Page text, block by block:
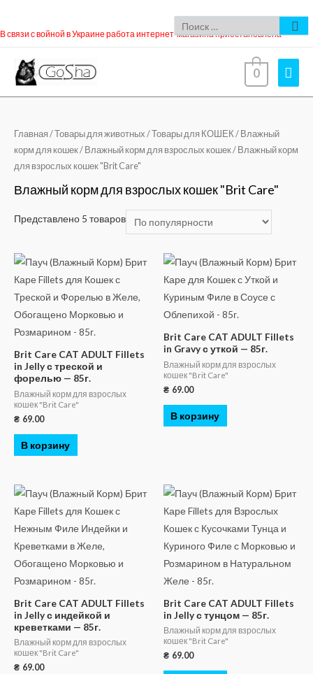
В связи с войной в Украине работа интернет-магазина приостановлена
0
Главная /Товары для животных /Товары для КОШЕК / Влажный
корм для кошек/ Влажный корм для взрослых кошек/ Влажный корм
для взрослых кошек "Brit Care"
Влажный корм для взрослых кошек "Brit Care"
Представлено 5 товаров
Brit Care CAT ADULT Fillets
in Jelly с треской и
форелью — 85г.
Влажный корм для взрослых
кошек "Brit Care"
₴ 69.00
В корзину
Brit Care CAT ADULT Fillets
in Gravy с уткой — 85г.
Влажный корм для взрослых
кошек "Brit Care"
₴ 69.00
В корзину
Brit Care CAT ADULT Fillets
in Jelly с индейкой и
креветками — 85г.
Влажный корм для взрослых
кошек "Brit Care"
₴ 69.00
Brit Care CAT ADULT Fillets
in Jelly с тунцом — 85г.
Влажный корм для взрослых
кошек "Brit Care"
₴ 69.00